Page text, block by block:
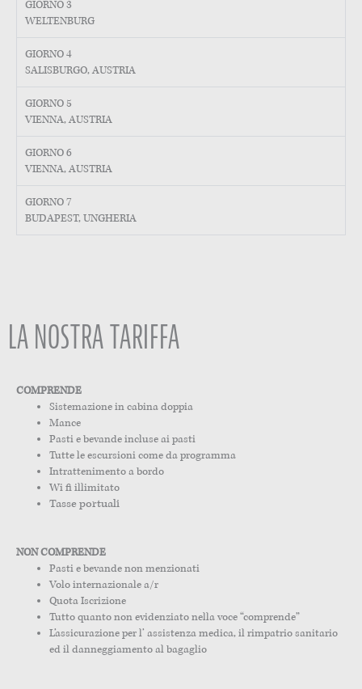
GIORNO 3
WELTENBURG
GIORNO 4
SALISBURGO, AUSTRIA
GIORNO 5
VIENNA, AUSTRIA
GIORNO 6
VIENNA, AUSTRIA
GIORNO 7
BUDAPEST, UNGHERIA
LA NOSTRA TARIFFA
COMPRENDE
Sistemazione in cabina doppia
Mance
Pasti e bevande incluse ai pasti
Tutte le escursioni come da programma
Intrattenimento a bordo
Wi fi illimitato
Tasse portuali
NON COMPRENDE
Pasti e bevande non menzionati
Volo internazionale a/r
Quota Iscrizione
Tutto quanto non evidenziato nella voce “comprende”
L’assicurazione per l’ assistenza medica, il rimpatrio sanitario
ed il danneggiamento al bagaglio